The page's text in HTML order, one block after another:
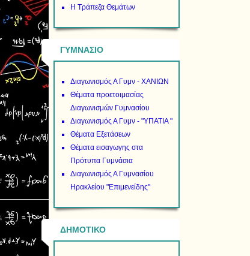
Η Τράπεζα Θεμάτων
ΓΥΜΝΑΣΙΟ
Διαγωνισμός Α Γυμν - ΧΑΝΙΩΝ
Θέματα προετοιμασίας
Διαγωνισμών Γυμνασίου
Διαγωνισμός Α Γυμν - "ΥΠΑΤΙΑ "
Θέματα Εξετάσεων
Θέματα εισαγωγης στα
Πρότυπα Γυμνάσια
Διαγωνισμός Α Γυμνασίου
Ηρακλείου "Επιμενείδης"
ΔΗΜΟΤΙΚΟ